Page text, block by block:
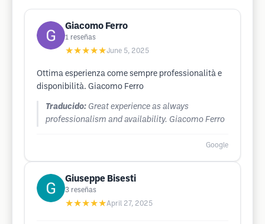
Giacomo Ferro
1 reseñas
★★★★★June 5, 2025
Ottima esperienza come sempre professionalità e
disponibilità. Giacomo Ferro
Traducido: Great experience as always
professionalism and availability. Giacomo Ferro
Google
Giuseppe Bisesti
3 reseñas
★★★★★April 27, 2025